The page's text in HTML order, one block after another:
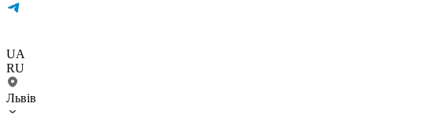
UA
RU
Львів